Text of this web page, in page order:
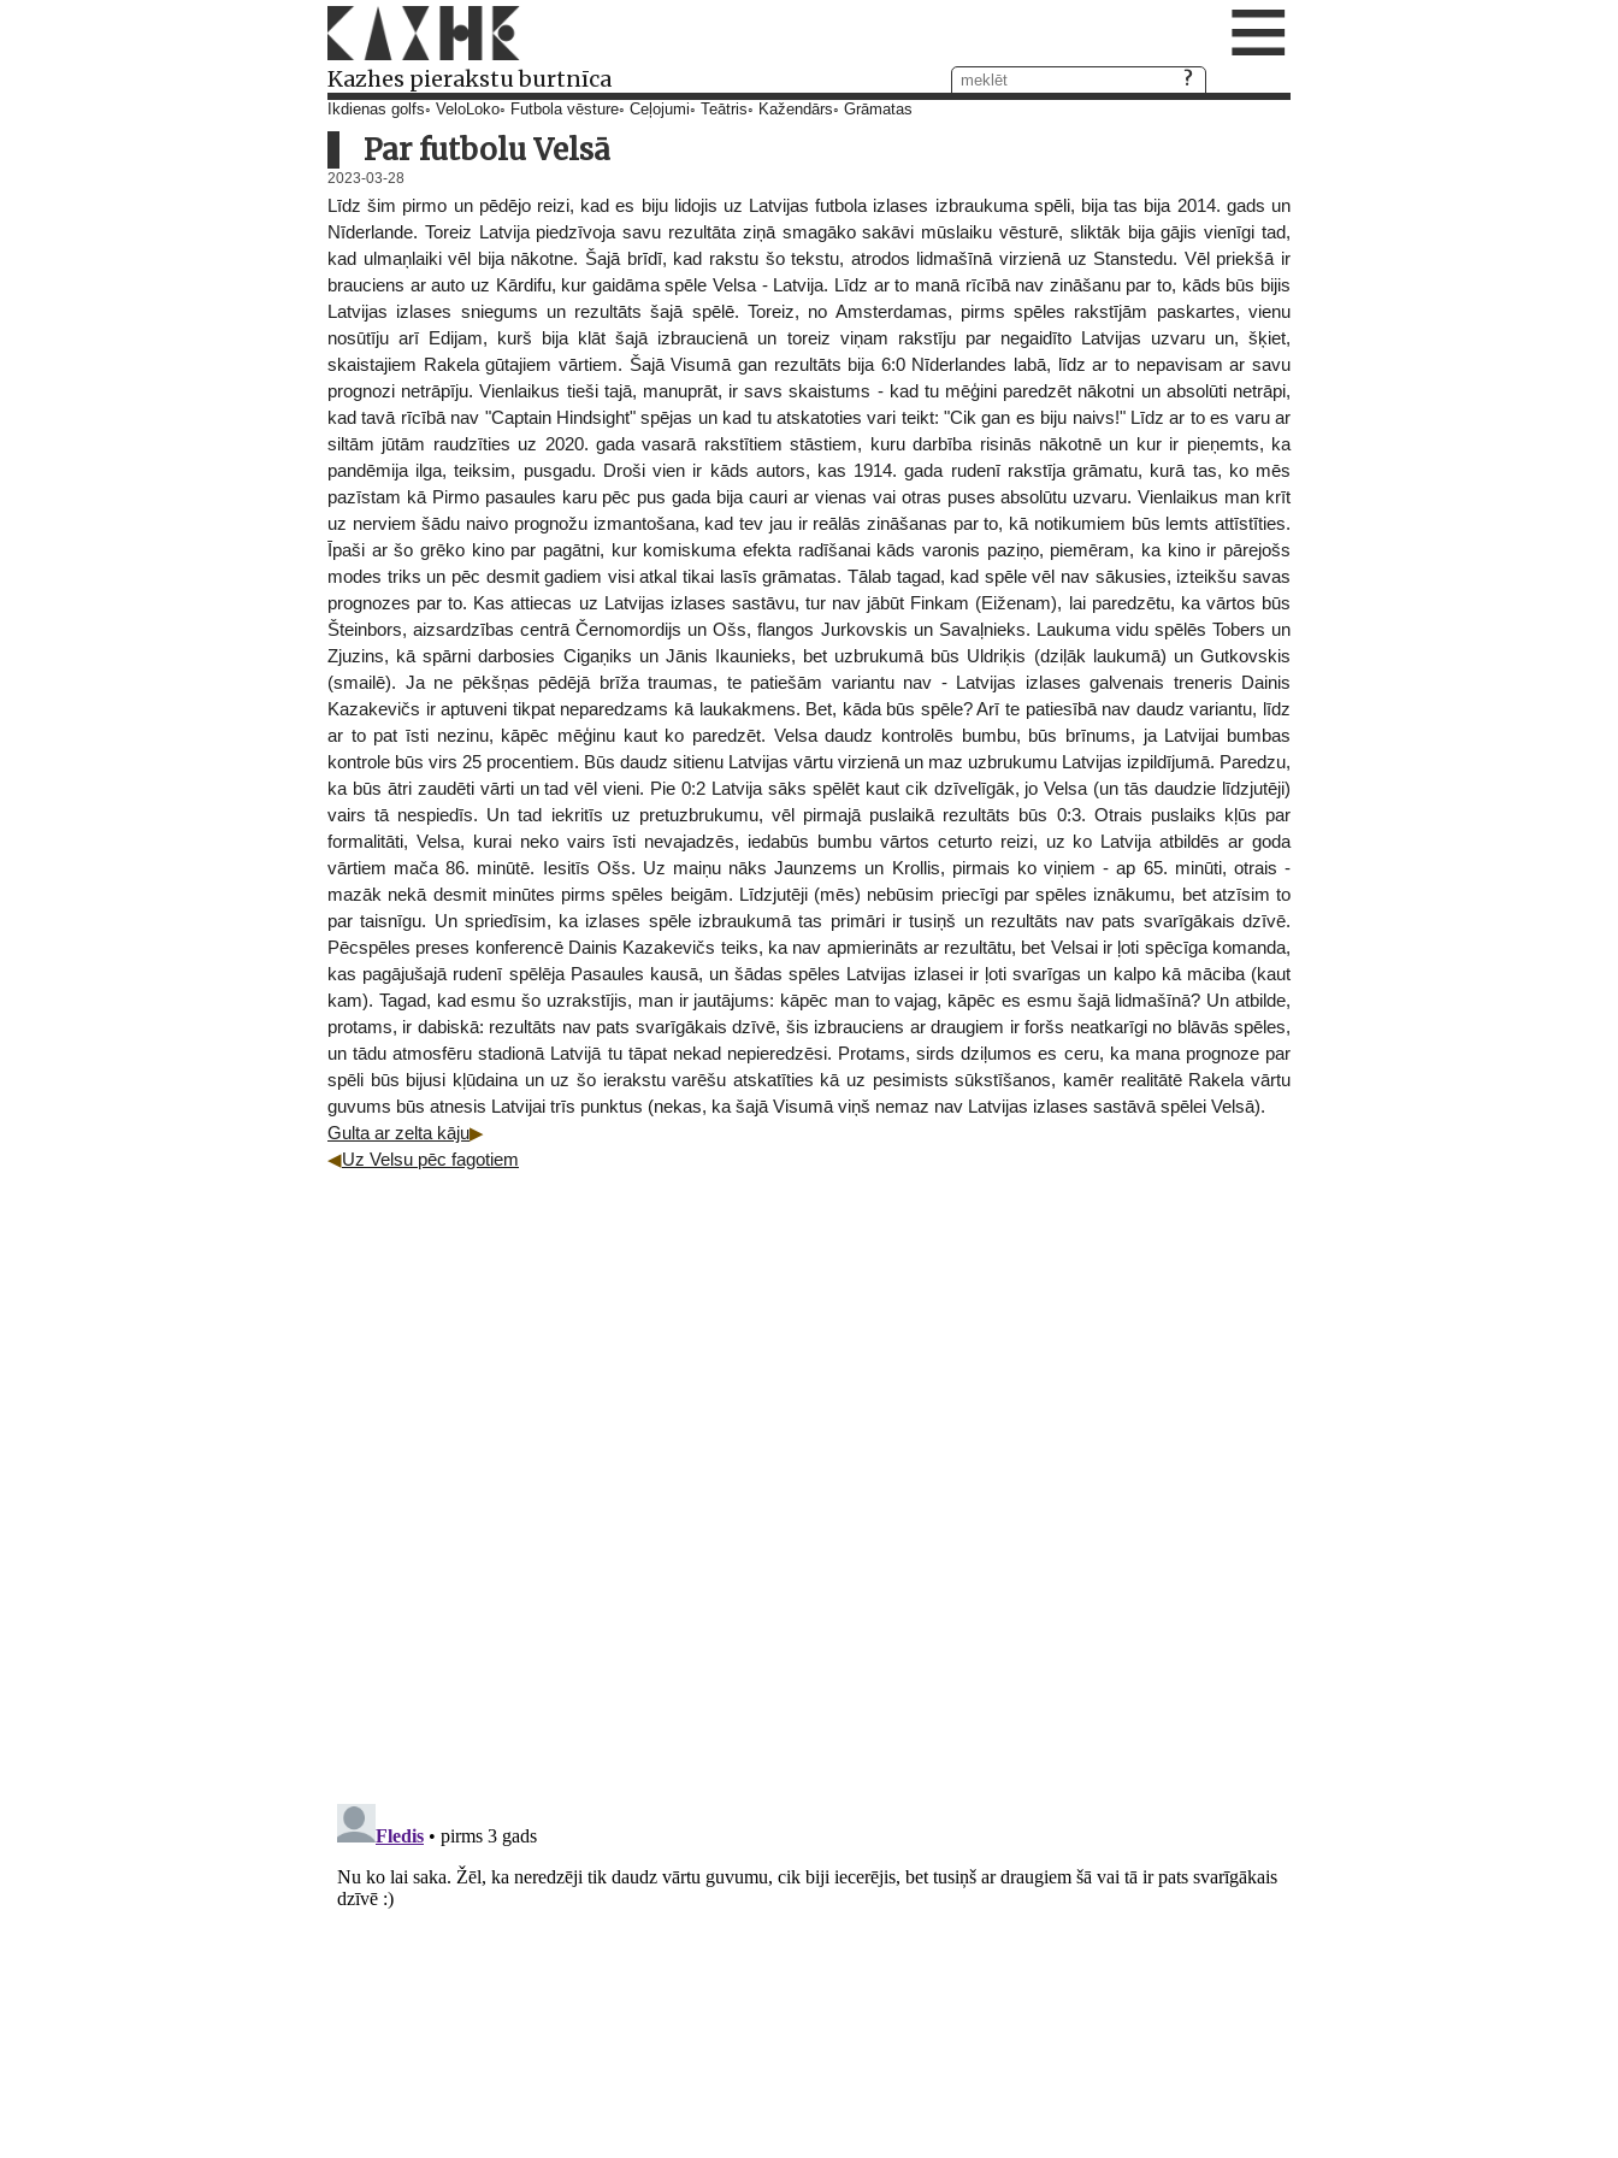
Kazhes pierakstu burtnīca ≡
Ikdienas golfs VeloLoko Futbola vēsture Ceļojumi Teātris Kažendārs Grāmatas
Par futbolu Velsā
2023-03-28
Līdz šim pirmo un pēdējo reizi, kad es biju lidojis uz Latvijas futbola izlases izbraukuma spēli, bija tas bija 2014. gads un
Nīderlande. Toreiz Latvija piedzīvoja savu rezultāta ziņā smagāko sakāvi mūslaiku vēsturē, sliktāk bija gājis vienīgi tad,
kad ulmaņlaiki vēl bija nākotne. Šajā brīdī, kad rakstu šo tekstu, atrodos lidmašīnā virzienā uz Stanstedu. Vēl priekšā ir
brauciens ar auto uz Kārdifu, kur gaidāma spēle Velsa - Latvija. Līdz ar to manā rīcībā nav zināšanu par to, kāds būs bijis
Latvijas izlases sniegums un rezultāts šajā spēlē. Toreiz, no Amsterdamas, pirms spēles rakstījām paskartes, vienu
nosūtīju arī Edijam, kurš bija klāt šajā izbraucienā un toreiz viņam rakstīju par negaidīto Latvijas uzvaru un, šķiet,
skaistajiem Rakela gūtajiem vārtiem. Šajā Visumā gan rezultāts bija 6:0 Nīderlandes labā, līdz ar to nepavisam ar savu
prognozi netrāpīju. Vienlaikus tieši tajā, manuprāt, ir savs skaistums - kad tu mēģini paredzēt nākotni un absolūti netrāpi,
kad tavā rīcībā nav "Captain Hindsight" spējas un kad tu atskatoties vari teikt: "Cik gan es biju naivs!" Līdz ar to es varu ar
siltām jūtām raudzīties uz 2020. gada vasarā rakstītiem stāstiem, kuru darbība risinās nākotnē un kur ir pieņemts, ka
pandēmija ilga, teiksim, pusgadu. Droši vien ir kāds autors, kas 1914. gada rudenī rakstīja grāmatu, kurā tas, ko mēs
pazīstam kā Pirmo pasaules karu pēc pus gada bija cauri ar vienas vai otras puses absolūtu uzvaru. Vienlaikus man krīt
uz nerviem šādu naivo prognožu izmantošana, kad tev jau ir reālās zināšanas par to, kā notikumiem būs lemts attīstīties.
Īpaši ar šo grēko kino par pagātni, kur komiskuma efekta radīšanai kāds varonis paziņo, piemēram, ka kino ir pārejošs
modes triks un pēc desmit gadiem visi atkal tikai lasīs grāmatas. Tālab tagad, kad spēle vēl nav sākusies, izteikšu savas
prognozes par to. Kas attiecas uz Latvijas izlases sastāvu, tur nav jābūt Finkam (Eiženam), lai paredzētu, ka vārtos būs
Šteinbors, aizsardzības centrā Černomordijs un Ošs, flangos Jurkovskis un Savaļnieks. Laukuma vidu spēlēs Tobers un
Zjuzins, kā spārni darbosies Cigaņiks un Jānis Ikaunieks, bet uzbrukumā būs Uldriķis (dziļāk laukumā) un Gutkovskis
(smailē). Ja ne pēkšņas pēdējā brīža traumas, te patiešām variantu nav - Latvijas izlases galvenais treneris Dainis
Kazakevičs ir aptuveni tikpat neparedzams kā laukakmens. Bet, kāda būs spēle? Arī te patiesībā nav daudz variantu, līdz
ar to pat īsti nezinu, kāpēc mēģinu kaut ko paredzēt. Velsa daudz kontrolēs bumbu, būs brīnums, ja Latvijai bumbas
kontrole būs virs 25 procentiem. Būs daudz sitienu Latvijas vārtu virzienā un maz uzbrukumu Latvijas izpildījumā. Paredzu,
ka būs ātri zaudēti vārti un tad vēl vieni. Pie 0:2 Latvija sāks spēlēt kaut cik dzīvelīgāk, jo Velsa (un tās daudzie līdzjutēji)
vairs tā nespiedīs. Un tad iekritīs uz pretuzbrukumu, vēl pirmajā puslaikā rezultāts būs 0:3. Otrais puslaiks kļūs par
formalitāti, Velsa, kurai neko vairs īsti nevajadzēs, iedabūs bumbu vārtos ceturto reizi, uz ko Latvija atbildēs ar goda
vārtiem mača 86. minūtē. Iesitīs Ošs. Uz maiņu nāks Jaunzems un Krollis, pirmais ko viņiem - ap 65. minūti, otrais -
mazāk nekā desmit minūtes pirms spēles beigām. Līdzjutēji (mēs) nebūsim priecīgi par spēles iznākumu, bet atzīsim to
par taisnīgu. Un spriedīsim, ka izlases spēle izbraukumā tas primāri ir tusiņš un rezultāts nav pats svarīgākais dzīvē.
Pēcspēles preses konferencē Dainis Kazakevičs teiks, ka nav apmierināts ar rezultātu, bet Velsai ir ļoti spēcīga komanda,
kas pagājušajā rudenī spēlēja Pasaules kausā, un šādas spēles Latvijas izlasei ir ļoti svarīgas un kalpo kā māciba (kaut
kam). Tagad, kad esmu šo uzrakstījis, man ir jautājums: kāpēc man to vajag, kāpēc es esmu šajā lidmašīnā? Un atbilde,
protams, ir dabiskā: rezultāts nav pats svarīgākais dzīvē, šis izbrauciens ar draugiem ir foršs neatkarīgi no blāvās spēles,
un tādu atmosfēru stadionā Latvijā tu tāpat nekad nepieredzēsi. Protams, sirds dziļumos es ceru, ka mana prognoze par
spēli būs bijusi kļūdaina un uz šo ierakstu varēšu atskatīties kā uz pesimists sūkstīšanos, kamēr realitātē Rakela vārtu
guvums būs atnesis Latvijai trīs punktus (nekas, ka šajā Visumā viņš nemaz nav Latvijas izlases sastāvā spēlei Velsā).
Gulta ar zelta kāju
Uz Velsu pēc fagotiem